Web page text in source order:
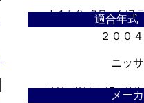
適合年式
２００
ニッ
メー
Ｆ１５０_クローム/ス
クローム/ステンレス
クローム/ステンレス
クロームパーツ■ニッ